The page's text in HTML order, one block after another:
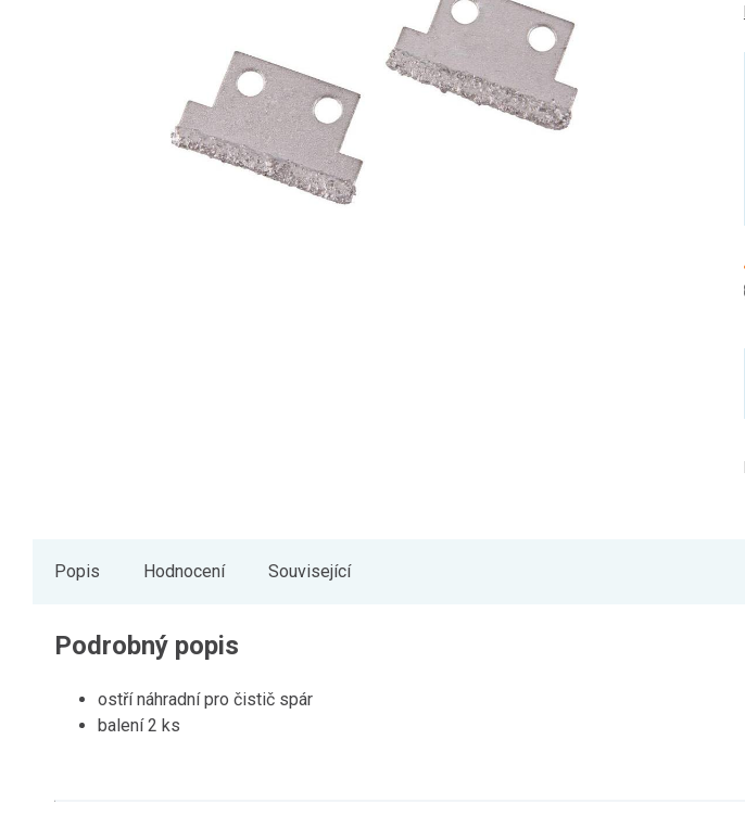
Popis Hodnocení Související
Podrobný popis
ostří náhradní pro čistič spár
balení 2 ks